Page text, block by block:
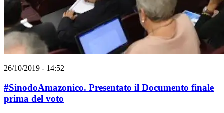
26/10/2019 - 14:52
#SinodoAmazonico. Presentato il Documento finale
prima del voto